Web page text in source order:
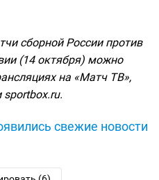
сборной России против
(14 октября) можно
на «Матч ТВ»,
sportbox.ru.
свежие новости